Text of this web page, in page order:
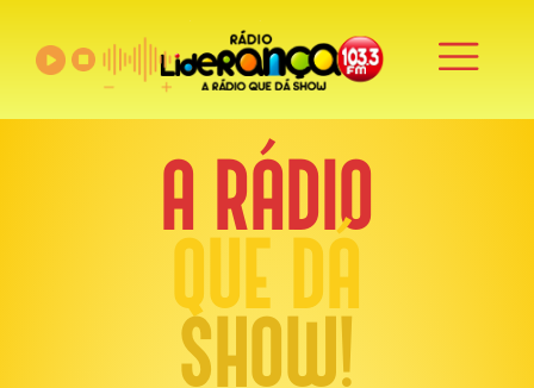
A RÁDIO
QUE DÁ
SHOW!